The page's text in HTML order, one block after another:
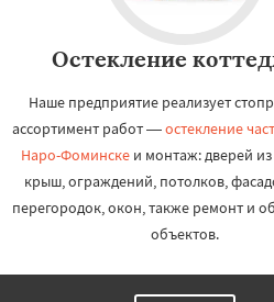
Остекление
Наше предприятие реализует
ассортимент работ —остекление
Наро-Фоминске и монтаж: дверей
крыш, ограждений, потолков,
перегородок, окон, также ремонт и
объектов.